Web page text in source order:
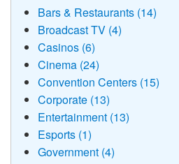
Bars & Restaurants (14)
Broadcast TV (4)
Casinos (6)
Cinema (24)
Convention Centers (15)
Corporate (13)
Entertainment (13)
Esports (1)
Government (4)